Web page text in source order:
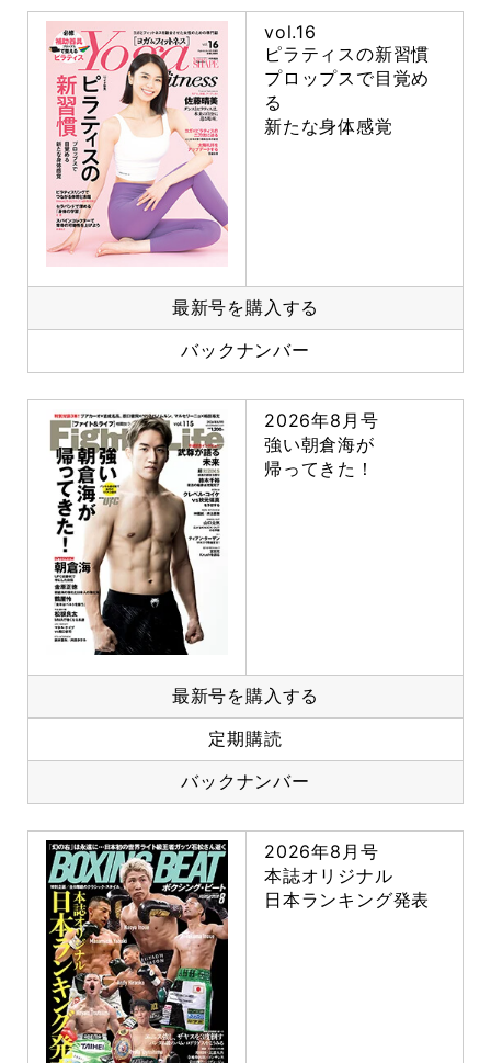
vol.16
ピラティスの新習慣
プロップスで目覚め
る
新たな身体感覚
最新号を購入する
バックナンバー
2026年8月号
強い朝倉海が
帰ってきた！
最新号を購入する
定期購読
バックナンバー
2026年8月号
本誌オリジナル
日本ランキング発表